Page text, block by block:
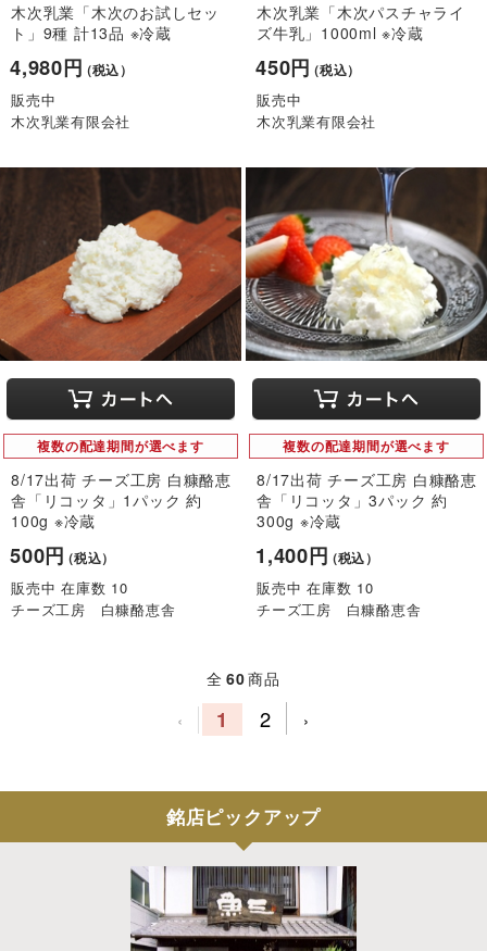
木次乳業「木次のお試しセッ
ト」9種 計13品 ※冷蔵
4,980円（税込）
販売中
木次乳業有限会社
木次乳業「木次パスチャライ
ズ牛乳」1000ml ※冷蔵
450円 （税込）
販売中
木次乳業有限会社
複数の配達期間が選べます
8/17出荷 チーズ工房 白糠酪恵
舎「リコッタ」1パック 約
100g ※冷蔵
500円 （税込）
販売中 在庫数 10
チーズ工房 白糠酪恵舎
複数の配達期間が選べます
8/17出荷 チーズ工房 白糠酪恵
舎「リコッタ」3パック 約
300g ※冷蔵
1,400円（税込）
販売中 在庫数 10
チーズ工房 白糠酪恵舎
全 60商品
‹ 1 2 ›
銘店ピックアップ